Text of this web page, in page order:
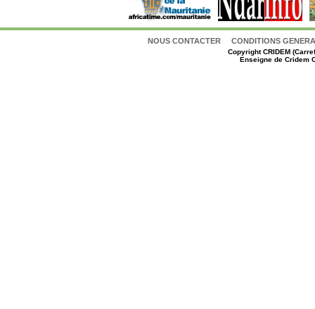
NOUS CONTACTER CONDITIONS
CopyrightCRIDEM
Enseigne de Cridem